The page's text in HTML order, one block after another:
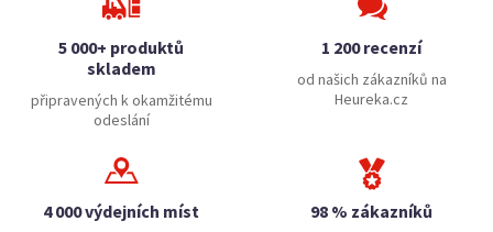
5 000+ produktů
skladem
připravených k okamžitému
odeslání
1 200 recenzí
od našich zákazníků na
Heureka.cz
4 000 výdejních míst 98 % zákazníků